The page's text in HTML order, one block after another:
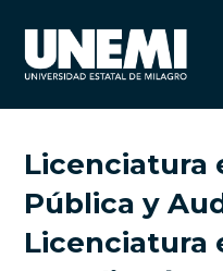
Licenciatura
Pública y
Licenciatura